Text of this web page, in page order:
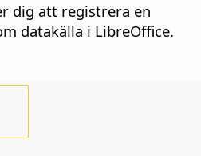
dig att registrera en
datakälla i LibreOffice.